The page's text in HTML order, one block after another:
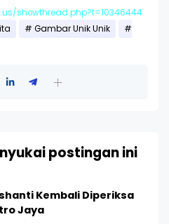
showthread.php?t=10346444
Gambar Unik Unik
postingan ini
Kembali Diperiksa
Jaya